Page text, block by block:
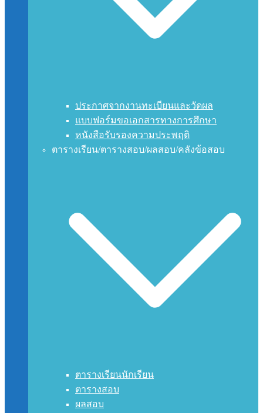
ประกาศจากงานทะเบียนและวัดผล
แบบฟอร์มขอเอกสารทางการศึกษา
หนังสือรับรองความประพฤติ
ตารางเรียน/ตารางสอบ/ผลสอบ/คลังข้อสอบ
ตารางเรียนนักเรียน
ตารางสอบ
ผลสอบ